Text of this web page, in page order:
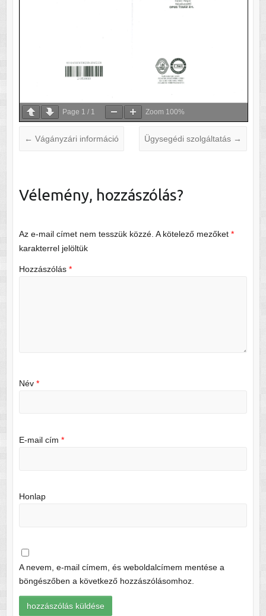
Page 1 / 1 Zoom 100%
← Vágányzári információ Ügysegédi szolgáltatás →
Vélemény, hozzászólás?
Az e-mail címet nem tesszük közzé. A kötelező mezőket *
karakterrel jelöltük
Hozzászólás *
Név *
E-mail cím *
Honlap
A nevem, e-mail címem, és weboldalcímem mentése a
böngészőben a következő hozzászólásomhoz.